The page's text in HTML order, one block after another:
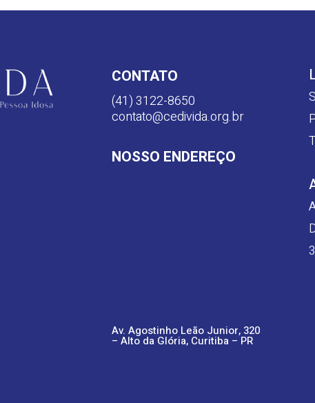
CONTATO
(41) 3122-8650
contato@cedivida.org.br
NOSSO ENDEREÇO
Av. Agostinho Leão Junior, 320
– Alto da Glória, Curitiba – PR